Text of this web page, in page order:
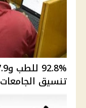
تنسيق الجامعات 2026 وأماكن المرحلة ...